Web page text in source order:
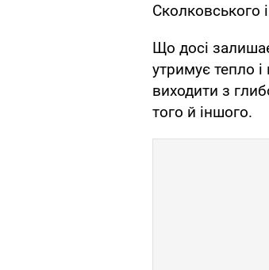
Сколковського
Що досі
утримує тепло
виходити з
того й іншого.